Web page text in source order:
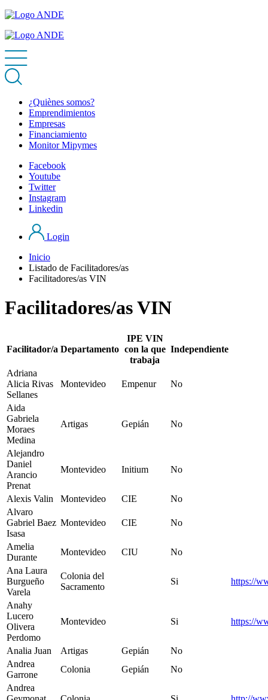
¿Quiènes somos?
Emprendimientos
Empresas
Financiamiento
Monitor Mipymes
Facebook
Youtube
Twitter
Instagram
Linkedin
Login
Inicio
Listado de Facilitadores/as
Facilitadores/as VIN
Facilitadores/as VIN
Facilitador/a Departamento
IPE VIN
con la que
trabaja
Independiente
Adriana
Alicia Rivas
Sellanes
Montevideo Empenur No
Aida
Gabriela
Moraes
Medina
Artigas Gepián No
Alejandro
Daniel
Arancio
Prenat
Montevideo Initium No
Alexis Valin Montevideo CIE
No
Alvaro
Gabriel Baez
Isasa
Montevideo CIE No
Amelia
Durante
Montevideo CIU
No
Ana Laura
Burgueño
Varela
Colonia del
Sacramento
Si https://
Anahy
Lucero
Olivera
Perdomo
Montevideo Si https://
Analia Juan Artigas Gepián
No
Andrea
Garrone
Colonia Gepián
No
Andrea